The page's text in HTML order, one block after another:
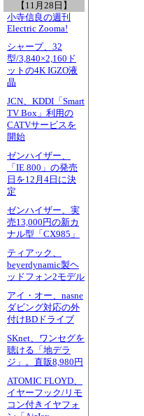
【11月28日】
小寺信良の週刊
Electric Zooma!
シャープ、32
型/3,840×2,160ド
ットの4K IGZO液
晶
JCN、KDDI「Smart
TV Box」利用の
CATVサービスを
開始
ゼンハイザー、
「IE 800」の発売
日を12月4日に決
定
ゼンハイザー、実
売13,000円の新カ
ナル型「CX985」
ティアック、
beyerdynamic製ヘ
ッドフォン2モデル
アイ・オー、nasne
ダビング対応の外
付けBDドライブ
SKnet、ワンセグを
聴ける「地デラ
ジ」。直販8,980円
ATOMIC FLOYD、
イヤーフック/リモ
コン付きイヤフォ